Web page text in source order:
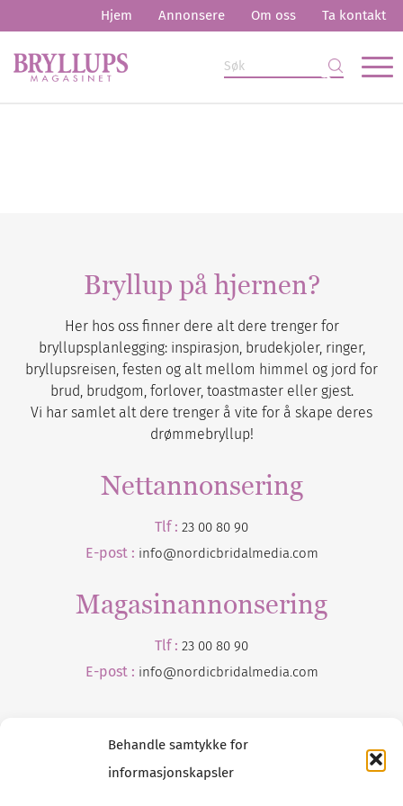
Behandle samtykke for
informasjonskapsler
Hjem Annonsere Om oss Ta kontakt
Bryllup på hjernen?
Her hos oss finner dere alt dere trenger for
bryllupsplanlegging: inspirasjon, brudekjoler, ringer,
bryllupsreisen, festen og alt mellom himmel og jord for
brud, brudgom, forlover, toastmaster eller gjest.
Vi har samlet alt dere trenger å vite for å skape deres
drømmebryllup!
Nettannonsering
Tlf : 23 00 80 90
E-post : info@nordicbridalmedia.com
Magasinannonsering
Tlf : 23 00 80 90
E-post : info@nordicbridalmedia.com